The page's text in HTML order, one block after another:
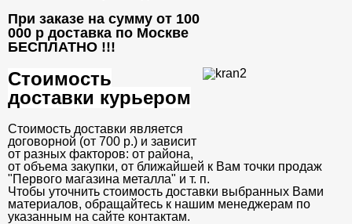
При заказе на сумму от 100
000 р доставка по Москве
БЕСПЛАТНО !!!
Стоимость
доставки курьером
Стоимость доставки является
договорной (от 700 р.) и зависит
от разных факторов: от района,
от объема закупки, от ближайшей к Вам точки продаж
"Первого магазина металла" и т. п.
Чтобы уточнить стоимость доставки выбранных Вами
материалов, обращайтесь к нашим менеджерам по
указанным на сайте контактам.